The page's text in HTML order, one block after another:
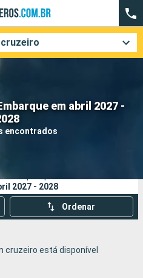
em abril 2027 -
encontrados
de pesquisa:
2027 - 2028
Ordenar
cruzeiro está disponível